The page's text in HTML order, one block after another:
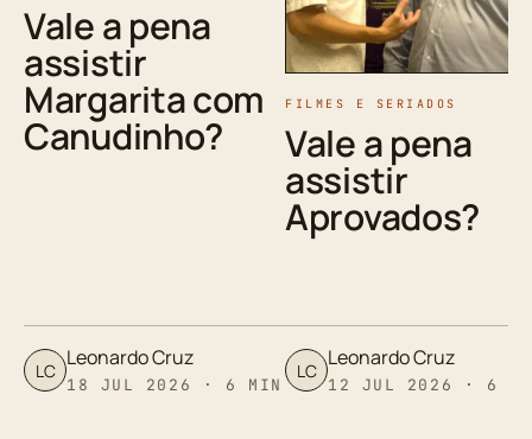
Vale a pena
assistir
Margarita com
Canudinho?
LC Leonardo Cruz
18 JUL 2026 · 6 MIN
FILMES E SERIADOS
Vale a pena
assistir
Aprovados?
LC Leonardo Cruz
12 JUL 2026 · 6